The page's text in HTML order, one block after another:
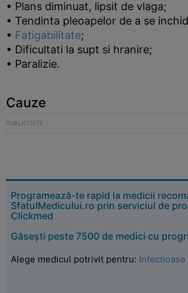
• Plans diminuat, lipsit de vlaga;
• Tendinta pleoapelor de a se
• Fatigabilitate;
• Dificultati la supt si hranire;
• Paralizie.
Cauze
Programează-te rapid la medicii
SfatulMedicului.ro prin serviciul de
Clickmed
Găsești peste 7500 de medici cu
Alege medicul potrivit pentru: Infectioase